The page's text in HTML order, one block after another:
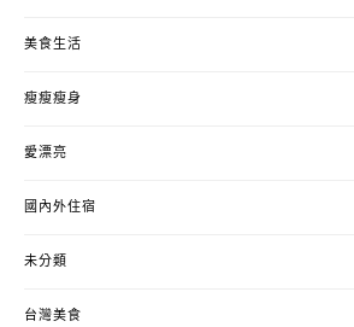
美食生活
瘦瘦瘦身
愛漂亮
國內外住宿
未分類
台灣美食